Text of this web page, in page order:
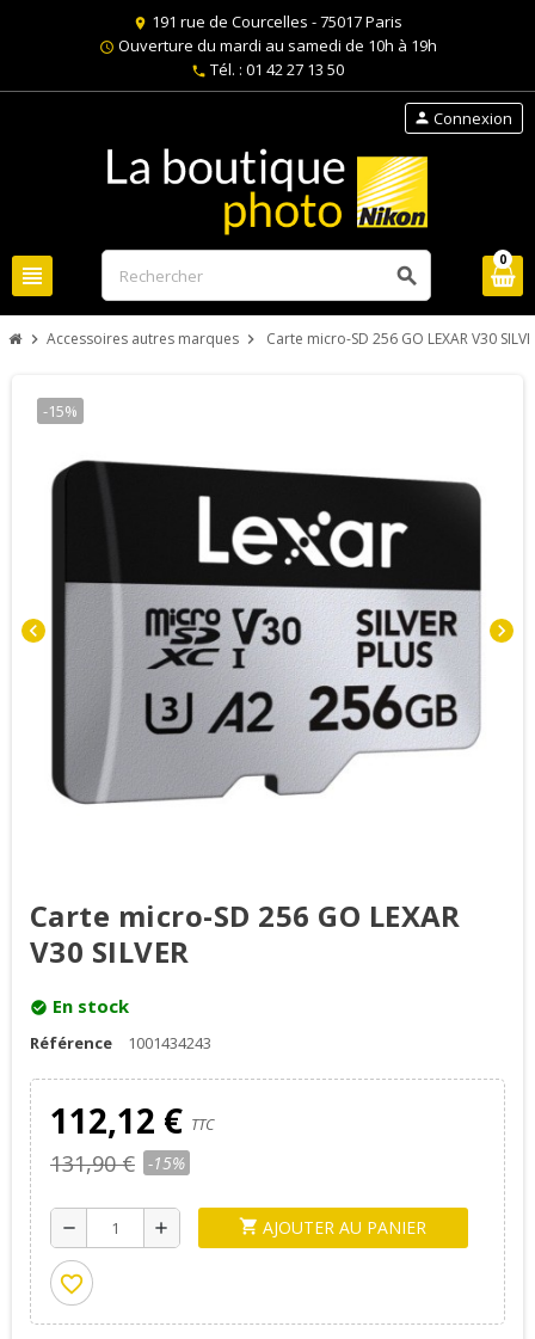
location_on 191 rue de Courcelles - 75017 Paris
schedule Ouverture du mardi au samedi de 10h à 19h
phone Tél. : 01 42 27 13 50
view_headline search
person Connexion
0
chevron_right Accessoires autres marques chevron_right Carte micro-SD 256 GO LEXAR V30
chevron_left chevron_right
-15%
Carte micro-SD 256 GO LEXAR
V30 SILVER
check_circle En stock
Référence 1001434243
112,12 € TTC
131,90 € -15%
remove add shopping_cart AJOUTER AU PANIER
favorite_border